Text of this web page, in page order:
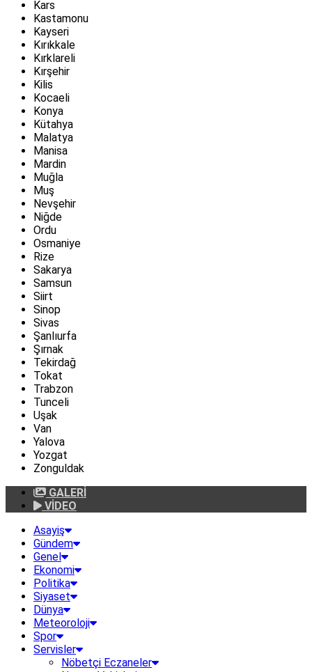
Kars
Kastamonu
Kayseri
Kırıkkale
Kırklareli
Kırşehir
Kilis
Kocaeli
Konya
Kütahya
Malatya
Manisa
Mardin
Muğla
Muş
Nevşehir
Niğde
Ordu
Osmaniye
Rize
Sakarya
Samsun
Siirt
Sinop
Sivas
Şanlıurfa
Şırnak
Tekirdağ
Tokat
Trabzon
Tunceli
Uşak
Van
Yalova
Yozgat
Zonguldak
GALERİ
VİDEO
Asayiş
Gündem
Genel
Ekonomi
Politika
Siyaset
Dünya
Meteoroloji
Spor
Servisler
Nöbetçi Eczaneler